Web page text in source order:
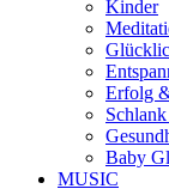
Kinder
Erfolg
Baby
MUSIC